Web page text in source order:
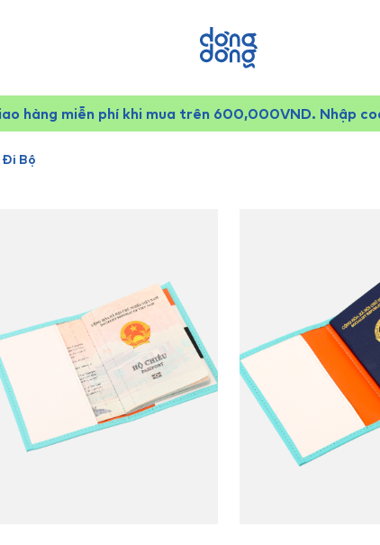
hàng miễn phí khi mua trên 600,000VND. Nhập
Đi Bộ